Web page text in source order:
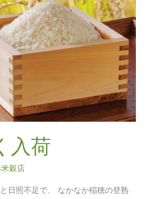
入荷
穀店
日照不足で、 なかなか稲穂の登熟